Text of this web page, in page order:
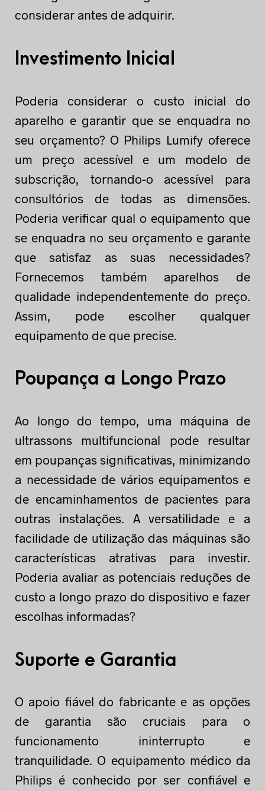
considerar antes de adquirir.
Investimento Inicial
Poderia considerar o custo inicial do
aparelho e garantir que se enquadra no
seu orçamento? O Philips Lumify oferece
um preço acessível e um modelo de
subscrição, tornando-o acessível para
consultórios de todas as dimensões.
Poderia verificar qual o equipamento que
se enquadra no seu orçamento e garante
que satisfaz as suas necessidades?
Fornecemos também aparelhos de
qualidade independentemente do preço.
Assim, pode escolher qualquer
equipamento de que precise.
Poupança a Longo Prazo
Ao longo do tempo, uma máquina de
ultrassons multifuncional pode resultar
em poupanças significativas, minimizando
a necessidade de vários equipamentos e
de encaminhamentos de pacientes para
outras instalações. A versatilidade e a
facilidade de utilização das máquinas são
características atrativas para investir.
Poderia avaliar as potenciais reduções de
custo a longo prazo do dispositivo e fazer
escolhas informadas?
Suporte e Garantia
O apoio fiável do fabricante e as opções
de garantia são cruciais para o
funcionamento ininterrupto e
tranquilidade. O equipamento médico da
Philips é conhecido por ser confiável e